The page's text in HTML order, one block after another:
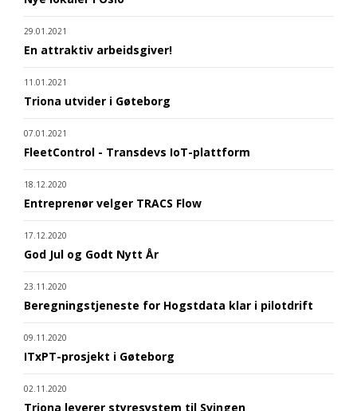
29.01.2021
En attraktiv arbeidsgiver!
11.01.2021
Triona utvider i Gøteborg
07.01.2021
FleetControl - Transdevs IoT-plattform
18.12.2020
Entreprenør velger TRACS Flow
17.12.2020
God Jul og Godt Nytt År
23.11.2020
Beregningstjeneste for Hogstdata klar i pilotdrift
09.11.2020
ITxPT-prosjekt i Gøteborg
02.11.2020
Triona leverer styresystem til Svingen